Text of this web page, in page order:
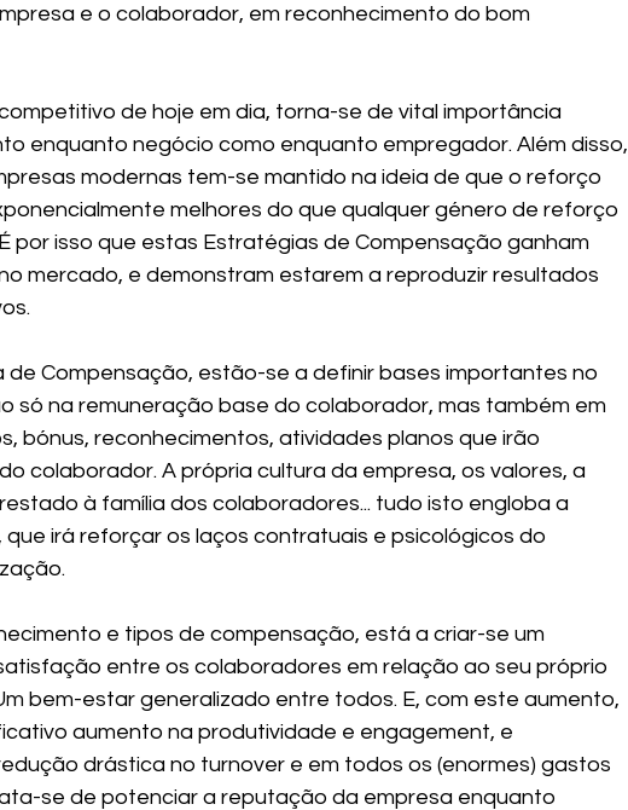
e o colaborador, em reconhecimento do bom
de hoje em dia, torna-se de vital importância
enquanto negócio como enquanto empregador. Além disso,
modernas tem-se mantido na ideia de que o reforço
melhores do que qualquer género de reforço
por isso que estas Estratégias de Compensação ganham
mercado, e demonstram estarem a reproduzir resultados
de Compensação, estão-se a definir bases importantes no
só na remuneração base do colaborador, mas também em
bónus, reconhecimentos, atividades planos que irão
colaborador. A própria cultura da empresa, os valores, a
à família dos colaboradores... tudo isto engloba a
irá reforçar os laços contratuais e psicológicos do
e tipos de compensação, está a criar-se um
entre os colaboradores em relação ao seu próprio
bem-estar generalizado entre todos. E, com este aumento,
aumento na produtividade e engagement, e
drástica no turnover e em todos os (enormes) gastos
se de potenciar a reputação da empresa enquanto